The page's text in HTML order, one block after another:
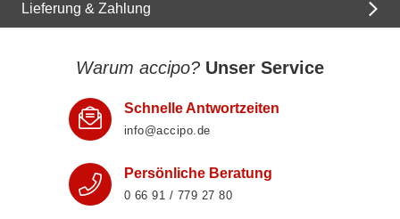
Lieferung & Zahlung
Warum accipo? Unser Service
Schnelle Antwortzeiten
info@accipo.de
Persönliche Beratung
0 66 91 / 779 27 80